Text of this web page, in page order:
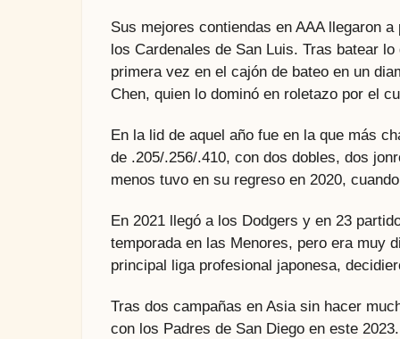
Sus mejores contiendas en AAA llegaron
los Cardenales de San Luis. Tras batear
primera vez en el cajón de bateo en un
Chen, quien lo dominó en roletazo por el
En la lid de aquel año fue en la que más
de .205/.256/.410, con dos dobles, dos
menos tuvo en su regreso en 2020,
En 2021 llegó a los Dodgers y en 23
temporada en las Menores, pero era muy
principal liga profesional japonesa,
Tras dos campañas en Asia sin hacer
con los Padres de San Diego en este